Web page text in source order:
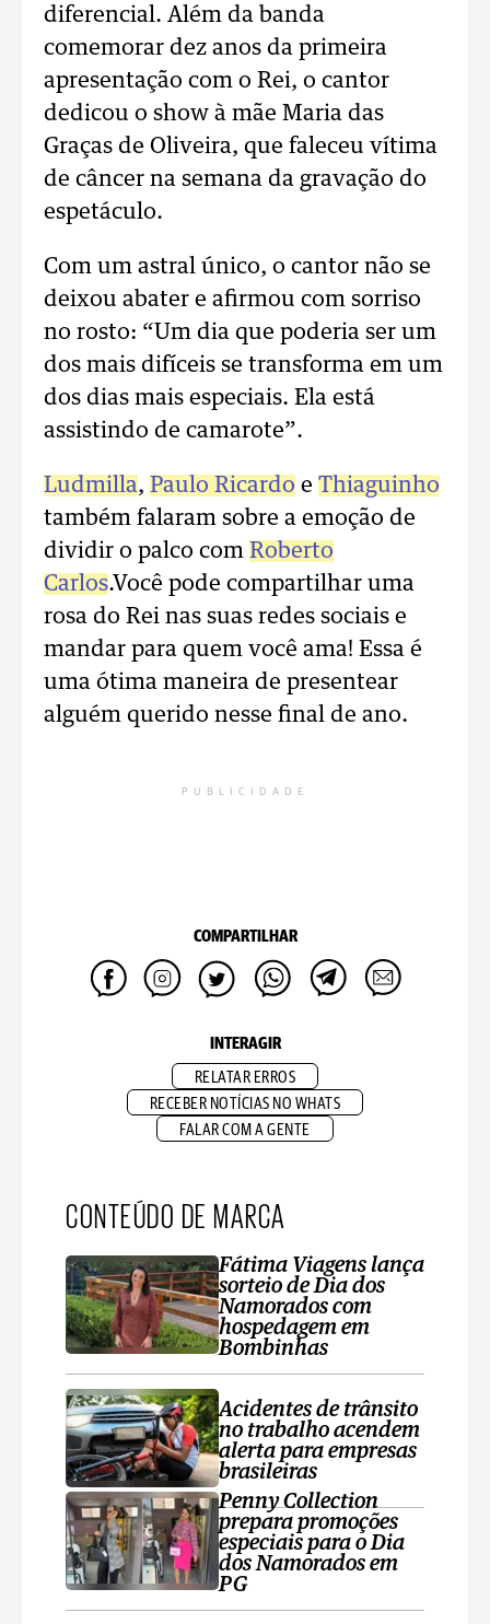
diferencial. Além da banda
comemorar dez anos da primeira
apresentação com o Rei, o cantor
dedicou o show à mãe Maria das
Graças de Oliveira, que faleceu vítima
de câncer na semana da gravação do
espetáculo.
Com um astral único, o cantor não se
deixou abater e afirmou com sorriso
no rosto: “Um dia que poderia ser um
dos mais difíceis se transforma em um
dos dias mais especiais. Ela está
assistindo de camarote”.
Ludmilla, Paulo Ricardo e Thiaguinho
também falaram sobre a emoção de
dividir o palco com Roberto
Carlos.Você pode compartilhar uma
rosa do Rei nas suas redes sociais e
mandar para quem você ama! Essa é
uma ótima maneira de presentear
alguém querido nesse final de ano.
PUBLICIDADE
COMPARTILHAR
INTERAGIR
RELATAR ERROS
RECEBER NOTÍCIAS NO WHATS
FALAR COM A GENTE
CONTEÚDO DE MARCA
Fátima Viagens lança
sorteio de Dia dos
Namorados com
hospedagem em
Bombinhas
Acidentes de trânsito
no trabalho acendem
alerta para empresas
brasileiras
Penny Collection
prepara promoções
especiais para o Dia
dos Namorados em
PG